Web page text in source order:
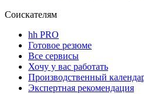
Соискателям
hh PRO
Готовое резюме
Все сервисы
Хочу у вас работать
Производственный
Экспертная рекомендация